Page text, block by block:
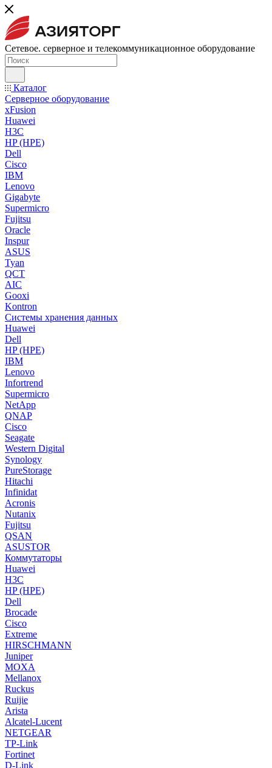
Сетевое. серверное и телекоммуникационное оборудование
Каталог
Серверное оборудование
xFusion
Huawei
H3C
HP (HPE)
Dell
Cisco
IBM
Lenovo
Gigabyte
Supermicro
Fujitsu
Oracle
Inspur
ASUS
Tyan
QCT
AIC
Gooxi
Kontron
Системы хранения данных
Huawei
Dell
HP (HPE)
IBM
Lenovo
Infortrend
Supermicro
NetApp
QNAP
Cisco
Seagate
Western Digital
Synology
PureStorage
Hitachi
Infinidat
Acronis
Nutanix
Fujitsu
QSAN
ASUSTOR
Коммутаторы
Huawei
H3C
HP (HPE)
Dell
Brocade
Cisco
Extreme
HIRSCHMANN
Juniper
MOXA
Mellanox
Ruckus
Ruijie
Arista
Alcatel-Lucent
NETGEAR
TP-Link
Fortinet
D-Link